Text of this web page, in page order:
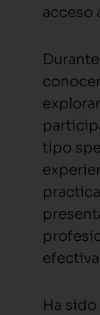
acceso
tipo
Ha sido